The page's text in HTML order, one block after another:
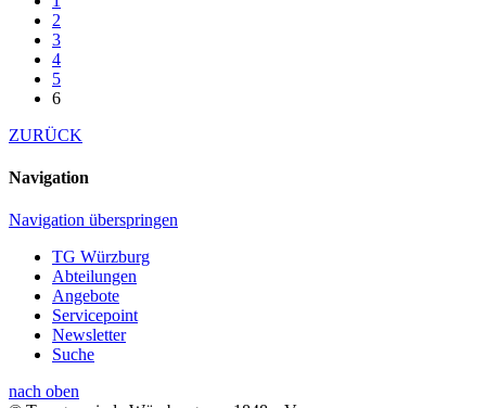
2
3
4
5
6
ZURÜCK
Navigation
Navigation überspringen
TG Würzburg
Abteilungen
Angebote
Servicepoint
Newsletter
Suche
nach oben